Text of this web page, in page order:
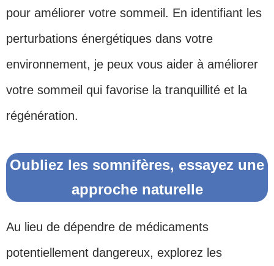
pour améliorer votre sommeil. En identifiant les
perturbations énergétiques dans votre
environnement, je peux vous aider à améliorer
votre sommeil qui favorise la tranquillité et la
régénération.
Oubliez les somnifères, essayez une
approche naturelle
Au lieu de dépendre de médicaments
potentiellement dangereux, explorez les